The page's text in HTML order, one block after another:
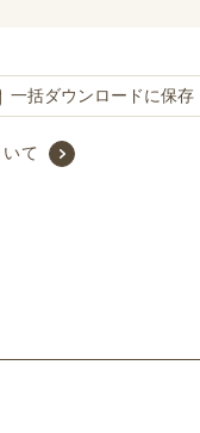
一括ダウンロードに保存
て